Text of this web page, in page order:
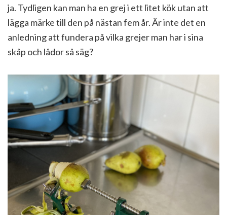
ja. Tydligen kan man ha en grej i ett litet kök utan att
lägga märke till den på nästan fem år. Är inte det en
anledning att fundera på vilka grejer man har i sina
skåp och lådor så säg?